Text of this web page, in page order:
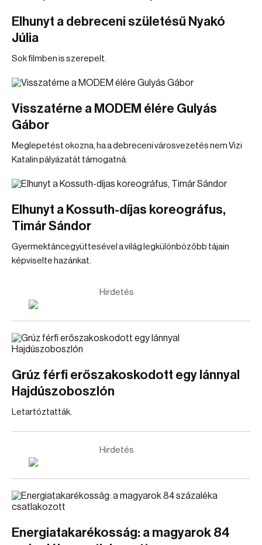
Elhunyt a debreceni születésű Nyakó
Júlia
Sok filmben is szerepelt.
Visszatérne a MODEM élére Gulyás
Gábor
Meglepetést okozna, ha a debreceni városvezetés nem Vizi
Katalin pályázatát támogatná.
Elhunyt a Kossuth-díjas koreográfus,
Timár Sándor
Gyermektáncegyüttesével a világ legkülönbözőbb tájain
képviselte hazánkat.
Hirdetés
Grúz férfi erőszakoskodott egy lánnyal
Hajdúszoboszlón
Letartóztatták.
Hirdetés
Energiatakarékosság: a magyarok 84